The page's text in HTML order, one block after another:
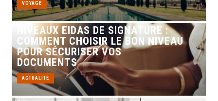
VOYAGE
NIVEAUX EIDAS DE SIGNATURE :
COMMENT CHOISIR LE BON NIVEAU
POUR SÉCURISER VOS
DOCUMENTS
ACTUALITÉ